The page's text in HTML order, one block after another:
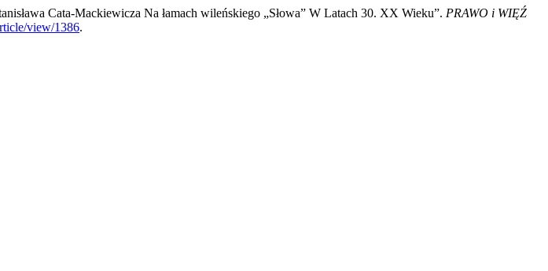
Cata-Mackiewicza Na łamach wileńskiego „Słowa” W Latach 30. XX Wieku”. PRAWO i WIĘŹ
view/1386.